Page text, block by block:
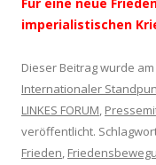
Für eine neue
imperialistischen
Dieser Beitrag wurde am
Internationaler
LINKES FORUM,
veröffentlicht.
Frieden,